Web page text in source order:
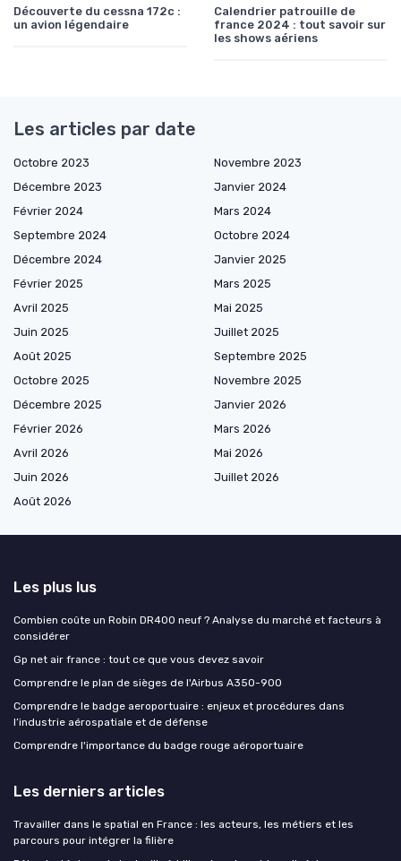
Découverte du cessna 172c :
un avion légendaire
Calendrier patrouille de
france 2024 : tout savoir sur
les shows aériens
Les articles par date
Octobre 2023
Novembre 2023
Décembre 2023
Janvier 2024
Février 2024
Mars 2024
Septembre 2024
Octobre 2024
Décembre 2024
Janvier 2025
Février 2025
Mars 2025
Avril 2025
Mai 2025
Juin 2025
Juillet 2025
Août 2025
Septembre 2025
Octobre 2025
Novembre 2025
Décembre 2025
Janvier 2026
Février 2026
Mars 2026
Avril 2026
Mai 2026
Juin 2026
Juillet 2026
Août 2026
Les plus lus
Combien coûte un Robin DR400 neuf ? Analyse du marché et facteurs à
considérer
Gp net air france : tout ce que vous devez savoir
Comprendre le plan de sièges de l'Airbus A350-900
Comprendre le badge aeroportuaire : enjeux et procédures dans
l’industrie aérospatiale et de défense
Comprendre l'importance du badge rouge aéroportuaire
Les derniers articles
Travailler dans le spatial en France : les acteurs, les métiers et les
parcours pour intégrer la filière